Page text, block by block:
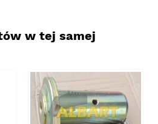
w tej samej